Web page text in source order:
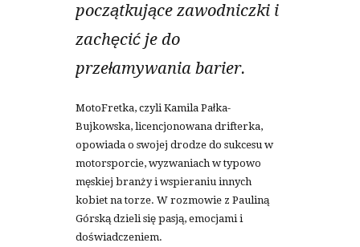
początkujące zawodniczki i
zachęcić je do
przełamywania barier.
MotoFretka, czyli Kamila Pałka-
Bujkowska, licencjonowana drifterka,
opowiada o swojej drodze do sukcesu w
motorsporcie, wyzwaniach w typowo
męskiej branży i wspieraniu innych
kobiet na torze. W rozmowie z Pauliną
Górską dzieli się pasją, emocjami i
doświadczeniem.